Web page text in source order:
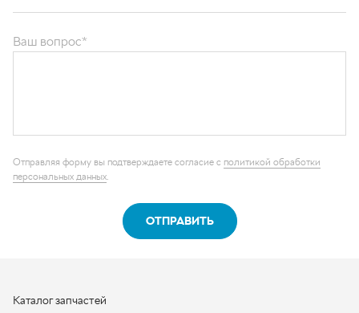
персональных данных
Каталог запчастей
Контактная информация